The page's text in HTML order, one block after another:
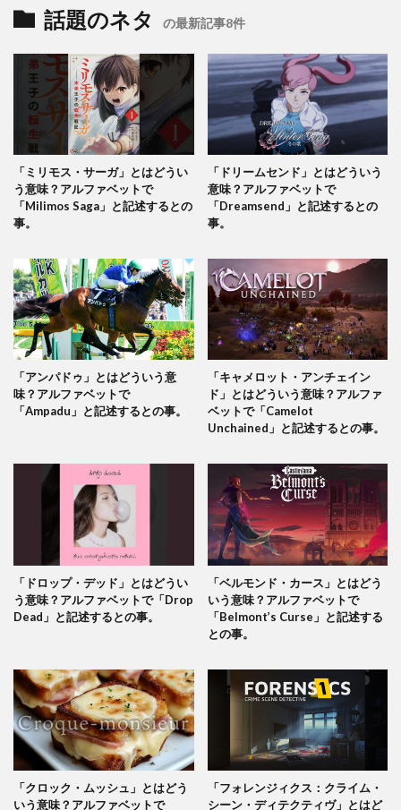
話題のネタ の最新記事8件
「ミリモス・サーガ」とはどうい
う意味？アルファベットで
「Milimos Saga」と記述するとの
事。
「ドリームセンド」とはどういう
意味？アルファベットで
「Dreamsend」と記述するとの
事。
「アンパドゥ」とはどういう意
味？アルファベットで
「Ampadu」と記述するとの事。
「キャメロット・アンチェイン
ド」とはどういう意味？アルファ
ベットで「Camelot
Unchained」と記述するとの事。
「ドロップ・デッド」とはどうい
う意味？アルファベットで「Drop
Dead」と記述するとの事。
「ベルモンド・カース」とはどう
いう意味？アルファベットで
「Belmont’s Curse」と記述する
との事。
「クロック・ムッシュ」とはどう
いう意味？アルファベットで
「フォレンジィクス：クライム・
シーン・ディテクティヴ」とはど